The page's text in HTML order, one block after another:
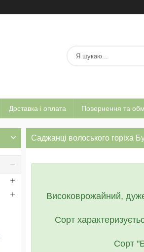
Доставка і оплата Повернення та
Саджанці волоського горіха
Високоврожайний,
Сорт
Сорт